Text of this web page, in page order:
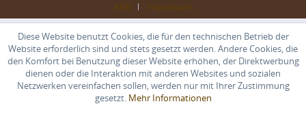
AGB
Impressum
Diese Website benutzt Cookies, die für den technischen Betrieb der
Website erforderlich sind und stets gesetzt werden. Andere Cookies, die
den Komfort bei Benutzung dieser Website erhöhen, der Direktwerbung
dienen oder die Interaktion mit anderen Websites und sozialen
Netzwerken vereinfachen sollen, werden nur mit Ihrer Zustimmung
gesetzt. Mehr Informationen